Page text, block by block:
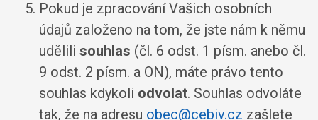
Pokud je zpracování Vašich osobních
údajů založeno na tom, že jste nám k němu
udělili souhlas (čl. 6 odst. 1 písm. anebo čl.
9 odst. 2 písm. a ON), máte právo tento
souhlas kdykoli odvolat. Souhlas odvoláte
tak, že na adresu obec@cebiv.cz zašlete